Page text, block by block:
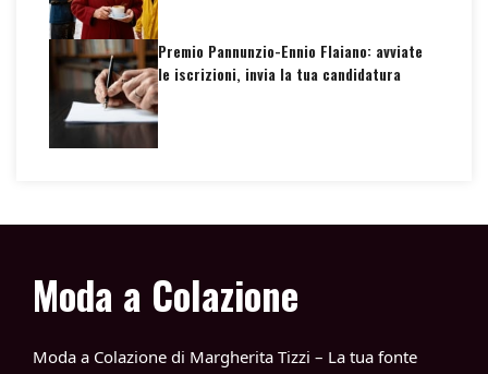
Premio Pannunzio-Ennio Flaiano: avviate
le iscrizioni, invia la tua candidatura
Moda a Colazione
Moda a Colazione di Margherita Tizzi – La tua fonte